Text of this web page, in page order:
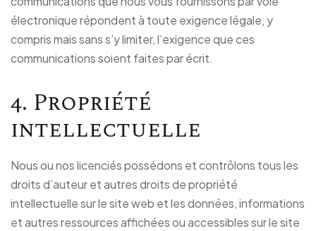
électronique répondent à toute exigence légale, y
compris mais sans s’y limiter, l’exigence que ces
communications soient faites par écrit.
4. Propriété
intellectuelle
Nous ou nos licenciés possédons et contrôlons tous les
droits d’auteur et autres droits de propriété
intellectuelle sur le site web et les données, informations
et autres ressources affichées ou accessibles sur le site